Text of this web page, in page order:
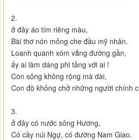
2.
ở đây áo tím riêng màu,
Bài thơ nón mỏng che đầu mỹ nhân.
Loanh quanh xóm vắng đường gần,
ấy ai làm dáng phi tầng với ai !
Con sông không rộng mà dài,
Con đò không chở những người chính
3.
ở đây có nước sông Hương,
Có cây núi Ngự, có đường Nam Giao.